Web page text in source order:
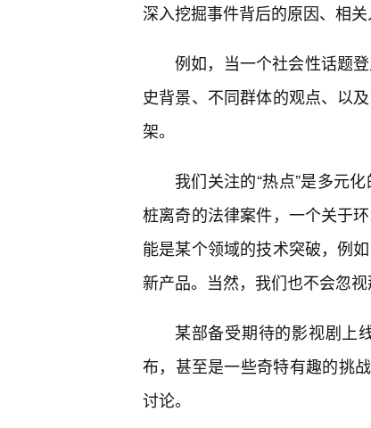
深入挖掘事件背后的原因、相
例如，当一个社会性话题
史背景、不同群体的观点、以
架。
我们关注的“热点”是多元
桩离奇的法律案件，一个关于
能是某个领域的技术突破，例
新产品。当然，我们也不会忽
某部备受期待的影视剧上
布，甚至是一些奇特有趣的挑
讨论。